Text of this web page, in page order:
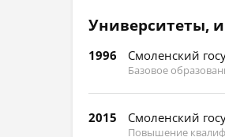
Университеты,
1996 Смоленский
Базовое
2015 Смоленский
Повышение